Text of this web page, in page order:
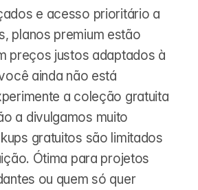
e acesso prioritário a
planos premium estão
preços justos adaptados à
ainda não está
a coleção gratuita
a divulgamos muito
gratuitos são limitados
Ótima para projetos
ou quem só quer